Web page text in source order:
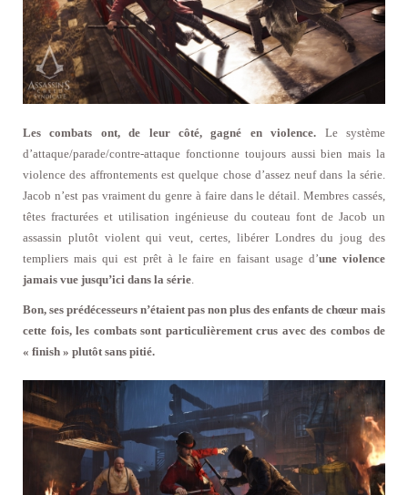
Les combats ont, de leur côté, gagné en violence. Le système
d’attaque/parade/contre-attaque fonctionne toujours aussi bien mais la
violence des affrontements est quelque chose d’assez neuf dans la série.
Jacob n’est pas vraiment du genre à faire dans le détail. Membres cassés,
têtes fracturées et utilisation ingénieuse du couteau font de Jacob un
assassin plutôt violent qui veut, certes, libérer Londres du joug des
templiers mais qui est prêt à le faire en faisant usage d’une violence
jamais vue jusqu’ici dans la série
Bon, ses prédécesseurs n’étaient pas non plus des enfants de chœur mais
cette fois, les combats sont particulièrement crus avec des combos de
« finish » plutôt sans pitié.